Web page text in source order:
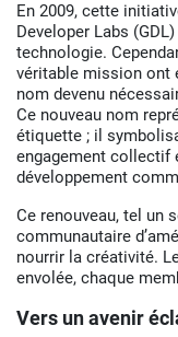
En 2009, cette
Developer Labs
technologie.
véritable mission ont
nom devenu
Ce nouveau nom
étiquette ; il
engagement collectif
développement
Ce renouveau, tel un
communautaire
nourrir la créativité.
envolée, chaque
Vers un avenir